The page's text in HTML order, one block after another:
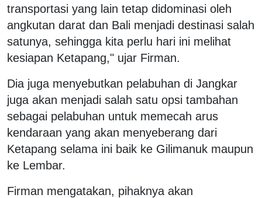
transportasi yang lain tetap didominasi oleh
angkutan darat dan Bali menjadi destinasi salah
satunya, sehingga kita perlu hari ini melihat
kesiapan Ketapang," ujar Firman.
Dia juga menyebutkan pelabuhan di Jangkar
juga akan menjadi salah satu opsi tambahan
sebagai pelabuhan untuk memecah arus
kendaraan yang akan menyeberang dari
Ketapang selama ini baik ke Gilimanuk maupun
ke Lembar.
Firman mengatakan, pihaknya akan